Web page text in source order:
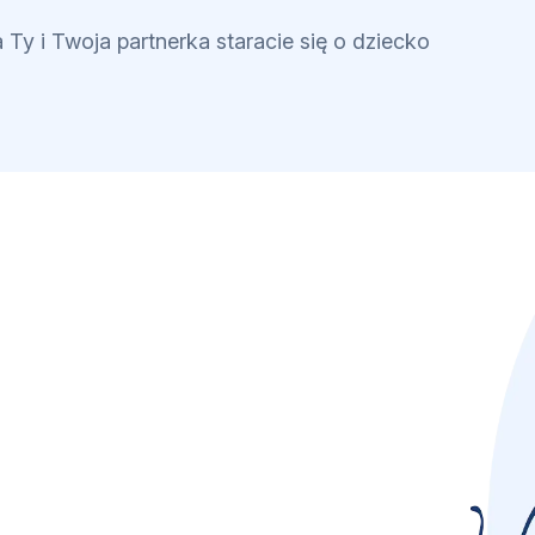
i Twoja partnerka staracie się o dziecko